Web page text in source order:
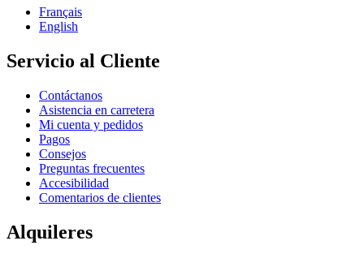
Français
English
Servicio al Cliente
Contáctanos
Asistencia en carretera
Mi cuenta y pedidos
Pagos
Consejos
Preguntas frecuentes
Accesibilidad
Comentarios de clientes
Alquileres